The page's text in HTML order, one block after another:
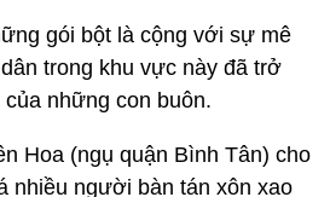
gói bột là cộng với sự mê
trong khu vực này đã trở
những con buôn.
Hoa (ngụ quận Bình Tân) cho
nhiều người bàn tán xôn xao